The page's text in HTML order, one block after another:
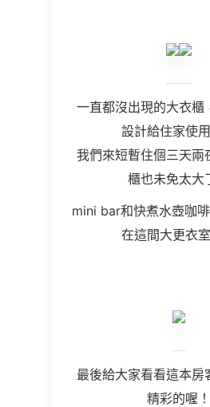
一直都沒出現的大衣櫃
設計給住家使
我們來短暫住個三天兩
櫃也未免太大
mini bar和快煮水壺咖
在這間大更衣
最後給大家看看這本房
精彩的喔！